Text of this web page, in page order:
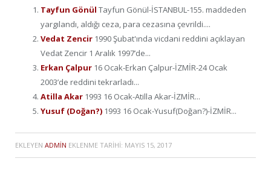
Tayfun Gönül Tayfun Gönül-İSTANBUL-155. maddeden
yargılandı, aldığı ceza, para cezasına çevrildi....
Vedat Zencir 1990 Şubat'ında vicdani reddini açıklayan
Vedat Zencir 1 Aralık 1997’de...
Erkan Çalpur 16 Ocak-Erkan Çalpur-İZMİR-24 Ocak
2003’de reddini tekrarladı...
Atilla Akar 1993 16 Ocak-Atilla Akar-İZMİR...
Yusuf (Doğan?) 1993 16 Ocak-Yusuf(Doğan?)-İZMİR...
EKLEYEN ADMIN EKLENME TARIHI: MAYIS 15, 2017